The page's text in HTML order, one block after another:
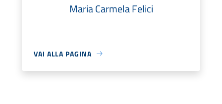
Maria Carmela Felici
VAI ALLA PAGINA